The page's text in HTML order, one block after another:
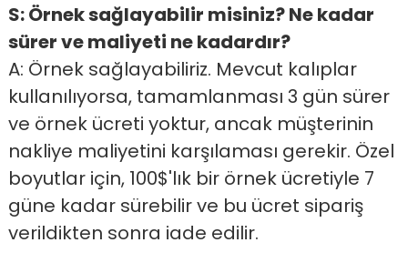
S: Örnek sağlayabilir misiniz? Ne kadar
sürer ve maliyeti ne kadardır?
A: Örnek sağlayabiliriz. Mevcut kalıplar
kullanılıyorsa, tamamlanması 3 gün sürer
ve örnek ücreti yoktur, ancak müşterinin
nakliye maliyetini karşılaması gerekir. Özel
boyutlar için, 100$'lık bir örnek ücretiyle 7
güne kadar sürebilir ve bu ücret sipariş
verildikten sonra iade edilir.